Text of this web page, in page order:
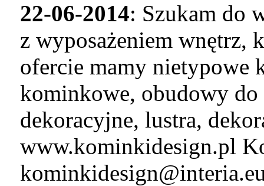
22-06-2014: Szukam do
z wyposażeniem
ofercie mamy
kominkowe, obudowy
dekoracyjne, lustra,
www.kominkidesign.pl